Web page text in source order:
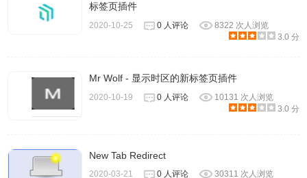
标签页插件
2020-10-25 0 人评论
8322 次人浏览
3.0 分
Mr Wolf - 显示时区的新标签页插件
2020-10-19 0 人评论
10131 次人浏览
3.0 分
New Tab Redirect
2020-03-21 0 人评论 30311 次人浏览